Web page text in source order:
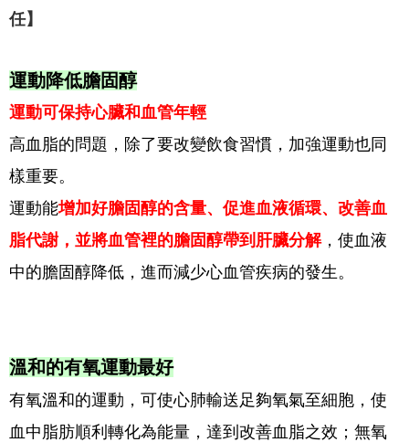
任】
運動降低膽固醇
運動可保持心臟和血管年輕
高血脂的問題，除了要改變飲食習慣，加強運動也同
樣重要。
運動能增加好膽固醇的含量、促進血液循環、改善血
脂代謝，並將血管裡的膽固醇帶到肝臟分解，使血液
中的膽固醇降低，進而減少心血管疾病的發生。
溫和的有氧運動最好
有氧溫和的運動，可使心肺輸送足夠氧氣至細胞，使
血中脂肪順利轉化為能量，達到改善血脂之效；無氧